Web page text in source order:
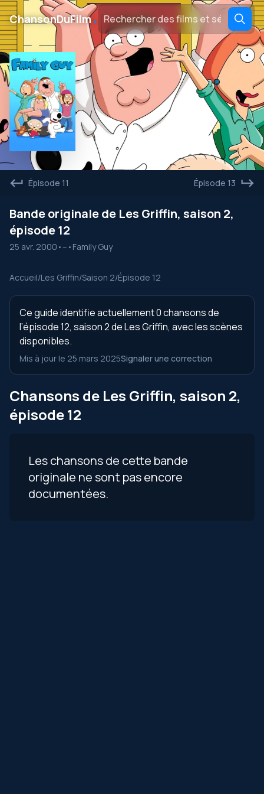
ChansonDuFilm․
Épisode 11 Épisode 13
Bande originale de Les Griffin, saison 2,
épisode 12
25 avr. 2000 • -- • Family Guy
Accueil/Les Griffin/Saison 2/Épisode 12
Ce guide identifie actuellement 0 chansons de
l’épisode 12, saison 2 de Les Griffin, avec les scènes
disponibles.
Mis à jour le 25 mars 2025Signaler une correction
Chansons de Les Griffin, saison 2,
épisode 12
Les chansons de cette bande
originale ne sont pas encore
documentées.